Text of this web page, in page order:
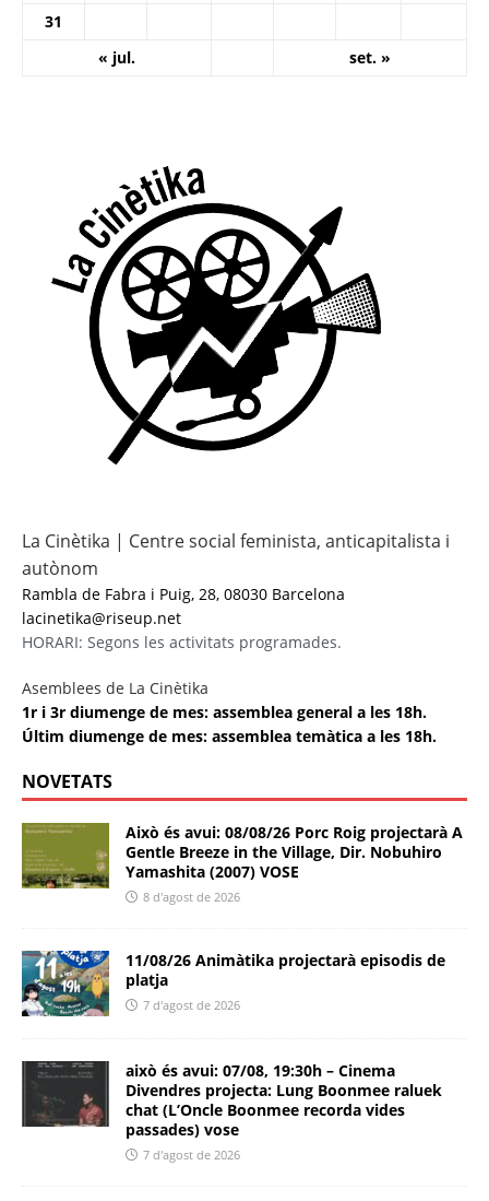
31
« jul.
set. »
La Cinètika | Centre social feminista, anticapitalista i
autònom
Rambla de Fabra i Puig, 28, 08030 Barcelona
lacinetika@riseup.net
HORARI: Segons les activitats programades.
Asemblees de La Cinètika
1r i 3r diumenge de mes: assemblea general a les 18h.
Últim diumenge de mes: assemblea temàtica a les 18h.
NOVETATS
Això és avui: 08/08/26 Porc Roig projectarà A
Gentle Breeze in the Village, Dir. Nobuhiro
Yamashita (2007) VOSE
8 d'agost de 2026
11/08/26 Animàtika projectarà episodis de
platja
7 d'agost de 2026
això és avui: 07/08, 19:30h – Cinema
Divendres projecta: Lung Boonmee raluek
chat (L’Oncle Boonmee recorda vides
passades) vose
7 d'agost de 2026